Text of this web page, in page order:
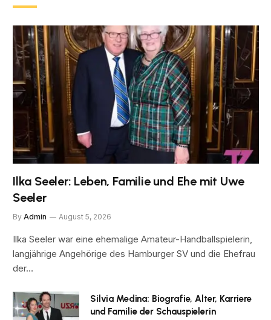
Ilka Seeler: Leben, Familie und Ehe mit Uwe
Seeler
By Admin August 5, 2026
Ilka Seeler war eine ehemalige Amateur-Handballspielerin,
langjährige Angehörige des Hamburger SV und die Ehefrau
der…
Silvia Medina: Biografie, Alter, Karriere
und Familie der Schauspielerin